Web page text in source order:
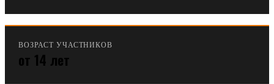
ВОЗРАСТ УЧАСТНИКОВ
от 14 лет